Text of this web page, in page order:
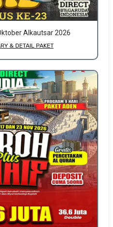
Alkautsar 2026
& DETAIL PAKET